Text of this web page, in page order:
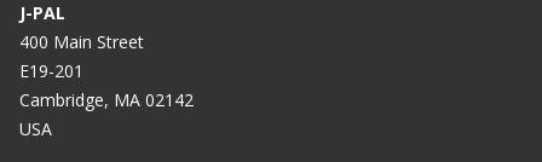
J-PAL
400 Main Street
E19-201
Cambridge, MA 02142
USA